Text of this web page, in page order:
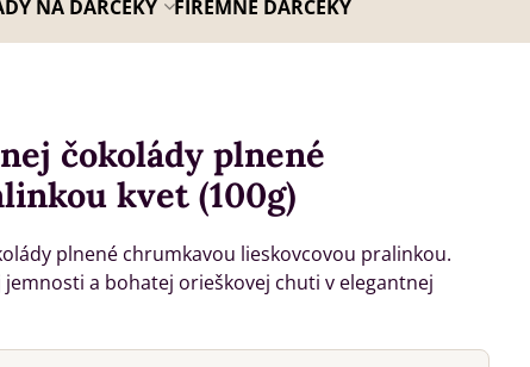
NA DARČEKY FIREMNÉ DARČEKY
čokolády plnené
kvet (100g)
plnené chrumkavou lieskovcovou pralinkou.
a bohatej orieškovej chuti v elegantnej